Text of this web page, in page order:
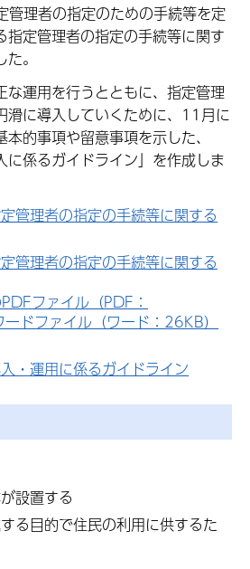
理者の指定のための手続等を定
指定管理者の指定の手続等に関す
。
な運用を行うとともに、指定管理
滑に導入していくために、11月に
的事項や留意事項を示した、
に係るガイドライン」を作成しま
管理者の指定の手続等に関する
管理者の指定の手続等に関する
ファイル（PDF：
ードファイル（ワード：26KB）
・運用に係るガイドライン
設置する
る目的で住民の利用に供するた